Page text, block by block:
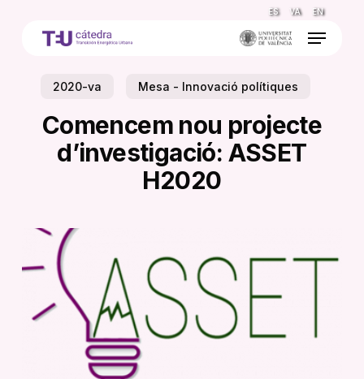
ES VA EN
Menu
2020-va Mesa - Innovació polítiques
Comencem nou projecte
d’investigació: ASSET
H2020